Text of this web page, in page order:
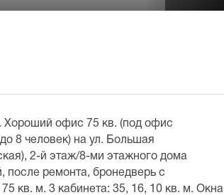
Хороший офис 75 кв. (под офис
8 человек) на ул. Большая
2-й этаж/8-ми этажного дома
после ремонта, бронедверь с
кв. м. 3 кабинета: 35, 16, 10 кв. м. Окна